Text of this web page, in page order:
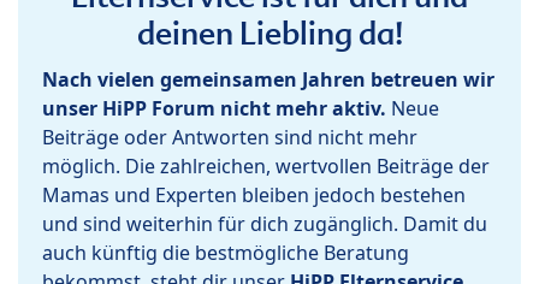
deinen Liebling da!
Nach vielen gemeinsamen Jahren betreuen wir
unser HiPP Forum nicht mehr aktiv. Neue
Beiträge oder Antworten sind nicht mehr
möglich. Die zahlreichen, wertvollen Beiträge der
Mamas und Experten bleiben jedoch bestehen
und sind weiterhin für dich zugänglich. Damit du
auch künftig die bestmögliche Beratung